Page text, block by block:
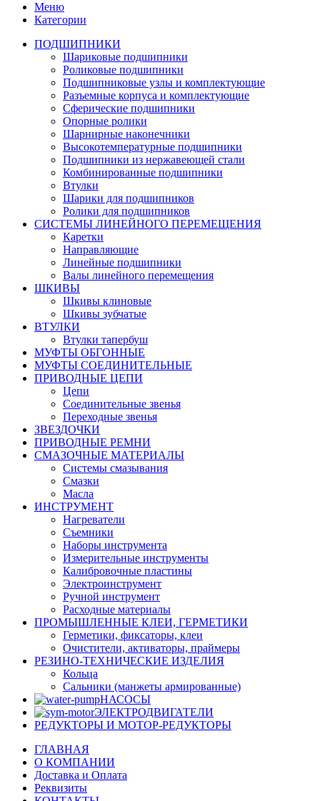
Меню
Категории
ПОДШИПНИКИ
Шариковые подшипники
Роликовые подшипники
Подшипниковые узлы и комплектующие
Разъемные корпуса и комплектующие
Сферические подшипники
Опорные ролики
Шарнирные наконечники
Высокотемпературные подшипники
Подшипники из нержавеющей стали
Комбинированные подшипники
Втулки
Шарики для подшипников
Ролики для подшипников
СИСТЕМЫ ЛИНЕЙНОГО ПЕРЕМЕЩЕНИЯ
Каретки
Направляющие
Линейные подшипники
Валы линейного перемещения
ШКИВЫ
Шкивы клиновые
Шкивы зубчатые
ВТУЛКИ
Втулки тапербуш
МУФТЫ ОБГОННЫЕ
МУФТЫ СОЕДИНИТЕЛЬНЫЕ
ПРИВОДНЫЕ ЦЕПИ
Цепи
Соединительные звенья
Переходные звенья
ЗВЕЗДОЧКИ
ПРИВОДНЫЕ РЕМНИ
СМАЗОЧНЫЕ МАТЕРИАЛЫ
Системы смазывания
Смазки
Масла
ИНСТРУМЕНТ
Нагреватели
Съемники
Наборы инструмента
Измерительные инструменты
Калибровочные пластины
Электроинструмент
Ручной инструмент
Расходные материалы
ПРОМЫШЛЕННЫЕ КЛЕИ, ГЕРМЕТИКИ
Герметики, фиксаторы, клеи
Очистители, активаторы, праймеры
РЕЗИНО-ТЕХНИЧЕСКИЕ ИЗДЕЛИЯ
Кольца
Сальники (манжеты армированные)
НАСОСЫ
ЭЛЕКТРОДВИГАТЕЛИ
РЕДУКТОРЫ И МОТОР-РЕДУКТОРЫ
ГЛАВНАЯ
О КОМПАНИИ
Доставка и Оплата
Реквизиты